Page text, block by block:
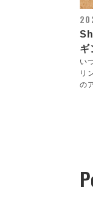
ギ
い
リ
の